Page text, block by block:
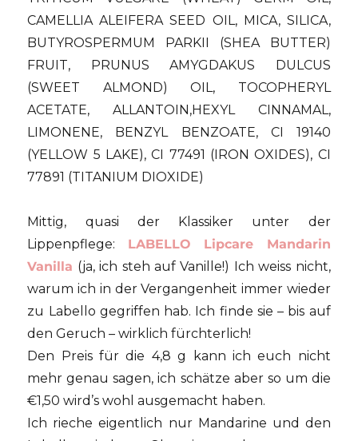
CAMELLIA ALEIFERA SEED OIL, MICA, SILICA,
BUTYROSPERMUM PARKII (SHEA BUTTER)
FRUIT, PRUNUS AMYGDAKUS DULCUS
(SWEET ALMOND) OIL, TOCOPHERYL
ACETATE, ALLANTOIN,HEXYL CINNAMAL,
LIMONENE, BENZYL BENZOATE, CI 19140
(YELLOW 5 LAKE), CI 77491 (IRON OXIDES), CI
77891 (TITANIUM DIOXIDE)
Mittig, quasi der Klassiker unter der
Lippenpflege: LABELLO Lipcare Mandarin
Vanilla (ja, ich steh auf Vanille!) Ich weiss nicht,
warum ich in der Vergangenheit immer wieder
zu Labello gegriffen hab. Ich finde sie – bis auf
den Geruch – wirklich fürchterlich!
Den Preis für die 4,8 g kann ich euch nicht
mehr genau sagen, ich schätze aber so um die
€1,50 wird’s wohl ausgemacht haben.
Ich rieche eigentlich nur Mandarine und den